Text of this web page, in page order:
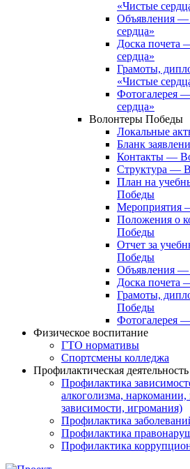
«Чистые
Объявления —
сердца»
Доска почета
сердца»
Грамоты,
«Чистые
Фотогалерея
сердца»
Волонтеры Победы
Локальные
Бланк
Контакты —
Структура —
План на
Победы
Мероприятия
Положения о
Победы
Отчет за
Победы
Объявления
Доска почета
Грамоты,
Победы
Фотогалерея
Физическое воспитание
ГТО нормативы
Спортсмены колледжа
Профилактическая деятельность
Профилактика
алкоголизма,
зависимости, игромания)
Профилактика
Профилактика
Профилактика